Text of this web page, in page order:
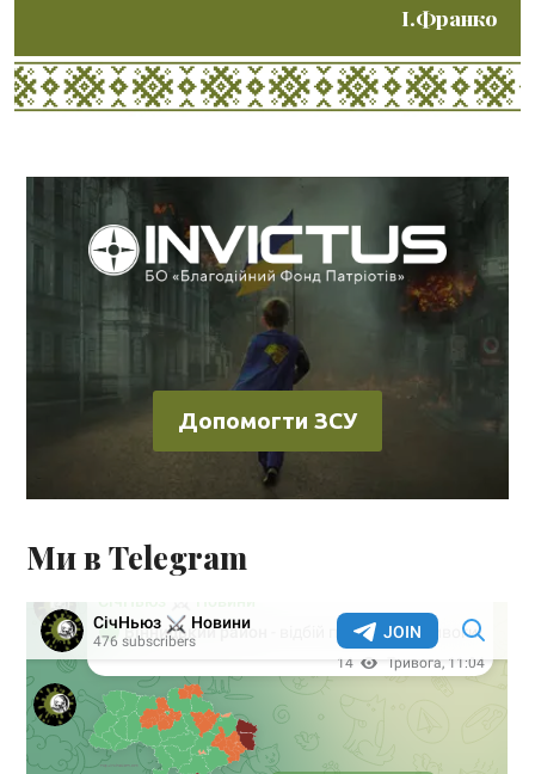
І.Франко
Допомогти ЗСУ
Ми в Telegram